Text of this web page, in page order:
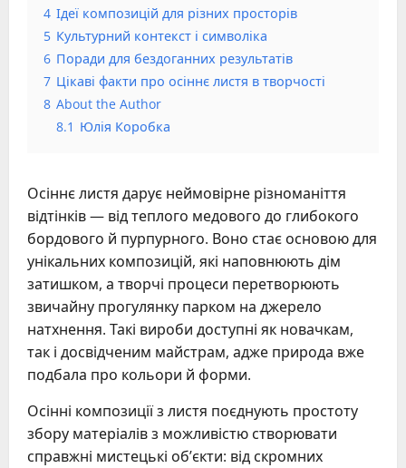
4 Ідеї композицій для різних просторів
5 Культурний контекст і символіка
6 Поради для бездоганних результатів
7 Цікаві факти про осіннє листя в творчості
8 About the Author
8.1 Юлія Коробка
Осіннє листя дарує неймовірне різноманіття
відтінків — від теплого медового до глибокого
бордового й пурпурного. Воно стає основою для
унікальних композицій, які наповнюють дім
затишком, а творчі процеси перетворюють
звичайну прогулянку парком на джерело
натхнення. Такі вироби доступні як новачкам,
так і досвідченим майстрам, адже природа вже
подбала про кольори й форми.
Осінні композиції з листя поєднують простоту
збору матеріалів з можливістю створювати
справжні мистецькі об’єкти: від скромних